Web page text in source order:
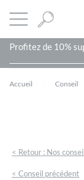
Ouvrir le menu
Profitez de 10%
Accueil Conseil
< Retour : Nos
< Conseil précédent